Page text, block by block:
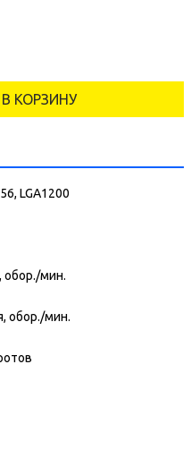
В КОРЗИНУ
LGA1200
обор./мин.
обор./мин.